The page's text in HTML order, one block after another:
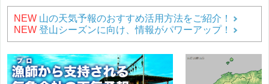
NEW 山の天気予報のおすすめ活用方法をご紹介！
NEW 登山シーズンに向け、情報がパワーアップ！